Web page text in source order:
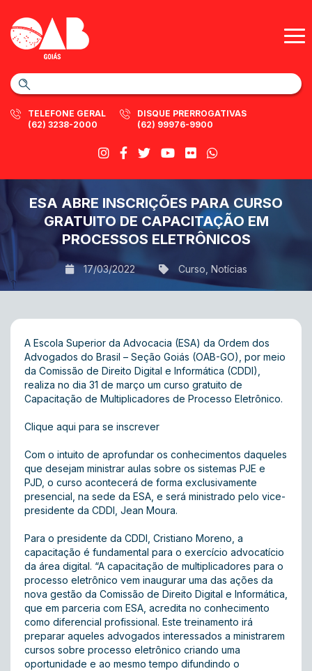
TELEFONE GERAL
(62) 3238-2000
DISQUE PRERROGATIVAS
(62) 99976-9900
ESA ABRE INSCRIÇÕES PARA CURSO
GRATUITO DE CAPACITAÇÃO EM
PROCESSOS ELETRÔNICOS
17/03/2022 Curso Notícias
A Escola Superior da Advocacia (ESA) da Ordem dos
Advogados do Brasil – Seção Goiás (OAB-GO), por meio
da Comissão de Direito Digital e Informática (CDDI),
realiza no dia 31 de março um curso gratuito de
Capacitação de Multiplicadores de Processo Eletrônico.
Clique aqui para se inscrever
Com o intuito de aprofundar os conhecimentos daqueles
que desejam ministrar aulas sobre os sistemas PJE e
PJD, o curso acontecerá de forma exclusivamente
presencial, na sede da ESA, e será ministrado pelo vice-
presidente da CDDI, Jean Moura.
Para o presidente da CDDI, Cristiano Moreno, a
capacitação é fundamental para o exercício advocatício
da área digital. “A capacitação de multiplicadores para o
processo eletrônico vem inaugurar uma das ações da
nova gestão da Comissão de Direito Digital e Informática,
que em parceria com ESA, acredita no conhecimento
como diferencial profissional. Este treinamento irá
preparar aqueles advogados interessados a ministrarem
cursos sobre processo eletrônico criando uma
oportunidade e ao mesmo tempo difundindo o